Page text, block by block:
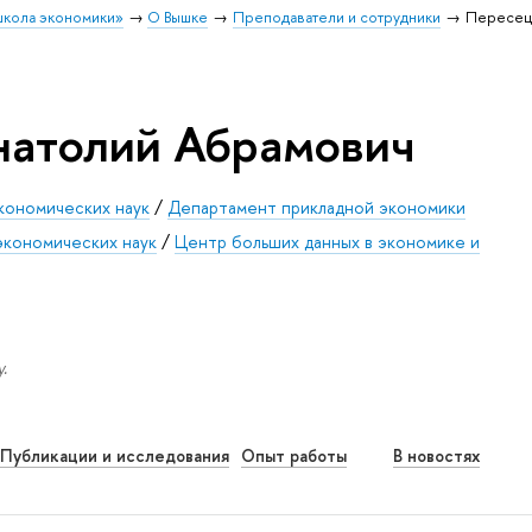
экономики» О Вышке Преподаватели и сотрудники
Абрамович
наук / Департамент прикладной экономики
наук /Центр больших данных в экономике и
Публикации и исследования Опыт работы В новостях